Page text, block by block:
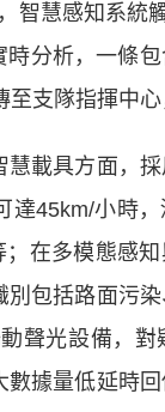
智慧感知系統
分析，一條
支隊指揮中心
載具方面，採
45km/小時
在多模態感
包括路面污
聲光設備，
據量低延時